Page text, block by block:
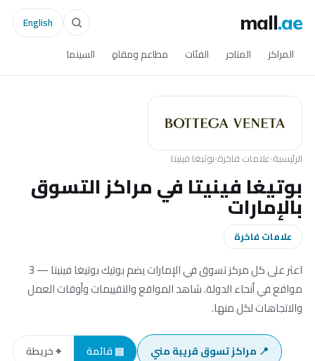
mall.ae
المراكز المتاجر الفئات مطاعم ومقاهٍ السينما
English
الرئيسية›علامات فاخرة›بوتيغا فينيتا
بوتيغا فينيتا في مراكز التسوق
بالإمارات
علامات فاخرة
اعثر على كل مركز تسوق في الإمارات يضم بوتيك بوتيغا فينيتا — 3
مواقع في أنحاء الدولة. شاهد المواقع والتقييمات وأوقات العمل
والاتجاهات لكل منها.
📍 مراكز تسوق قريبة مني ▤ قائمة ⌖ خريطة